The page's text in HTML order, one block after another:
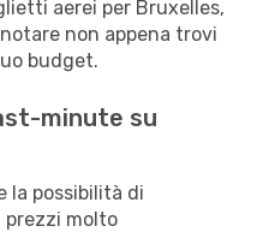
aerei per Bruxelles,
non appena trovi
budget.
minute su
la possibilità di
molto